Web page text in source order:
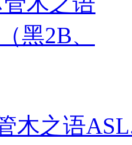
木之语